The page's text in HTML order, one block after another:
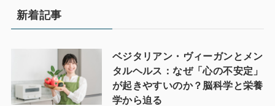
新着記事
ベジタリアン・ヴィーガンとメン
タルヘルス：なぜ「心の不安定」
が起きやすいのか？脳科学と栄養
学から迫る